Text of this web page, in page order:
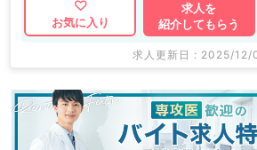
お気に入り
求人を
紹介してもらう
求人更新日 : 2025/12/